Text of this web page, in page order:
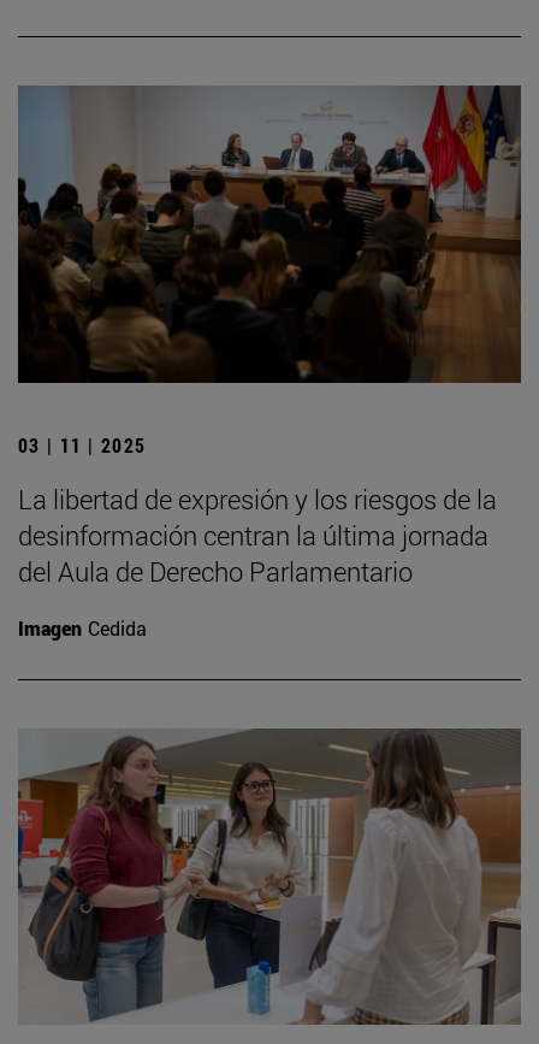
03 | 11 | 2025
La libertad de expresión y los riesgos de la
desinformación centran la última jornada
del Aula de Derecho Parlamentario
Imagen Cedida